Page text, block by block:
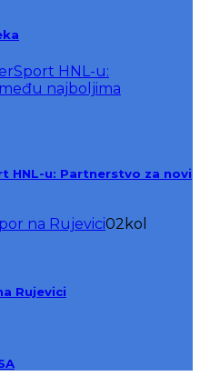
HNL-u: Partnerstvo za novi
02 kol
Rujevici